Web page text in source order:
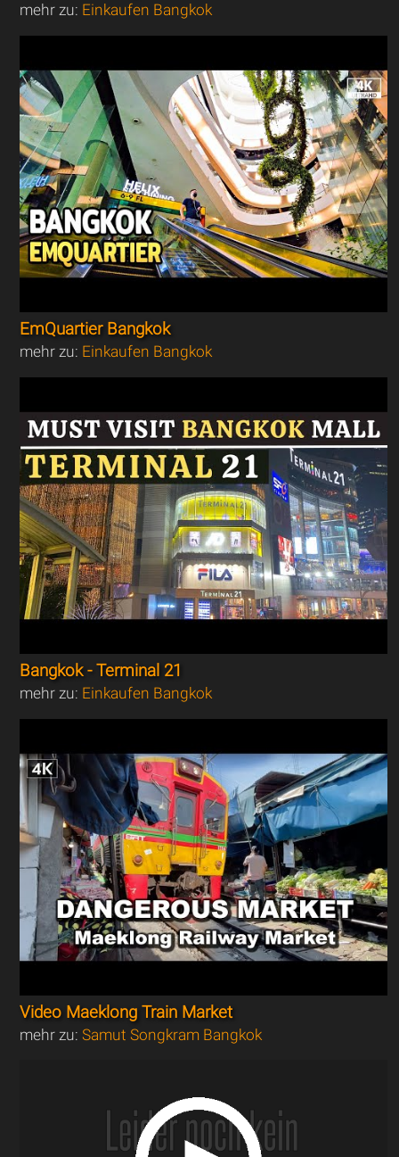
mehr zu: Einkaufen Bangkok
EmQuartier Bangkok
mehr zu: Einkaufen Bangkok
Bangkok - Terminal 21
mehr zu: Einkaufen Bangkok
Video Maeklong Train Market
mehr zu:Samut Songkram Bangkok